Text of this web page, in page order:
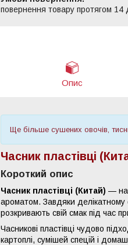
повернення товару протягом 14
Опис
Ще більше сушених овочів,
Часник пластівці
Короткий опис
Часник пластівці (Китай) —
ароматом. Завдяки делікатному
розкривають свій смак під час
Часникові пластівці чудово
картоплі, сумішей спецій і